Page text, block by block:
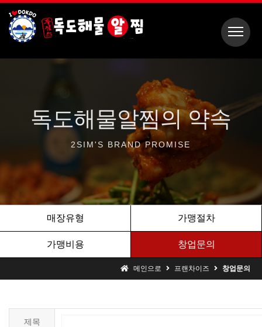
독도해물알찜의약속
2SIM'S BRAND PROMISE
매장유형 가맹절차
가맹비용 창업문의
메인으로 프랜차이즈 창업문의
제목